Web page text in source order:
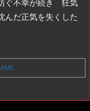
ぐ不幸が続き 狂気
んだ正気を失くした